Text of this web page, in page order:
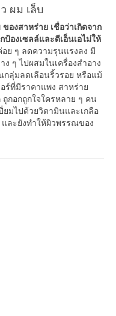
ผม เล็บ
งสาหร่าย เชื่อว่าเกิดจาก
องเซลล์และดีเอ็นเอไม่ให้
ย ๆ ลดความรุนแรงลง มี
ๆ ไปผสมในเครื่องสำอาง
กลุ่มลดเลือนริ้วรอย หรือแม้
ร์ที่มีราคาแพง สาหร่าย
กอกถูกใจใครหลาย ๆ คน
มไปด้วยวิตามินและเกลือ
ละยังทำให้ผิวพรรณของ